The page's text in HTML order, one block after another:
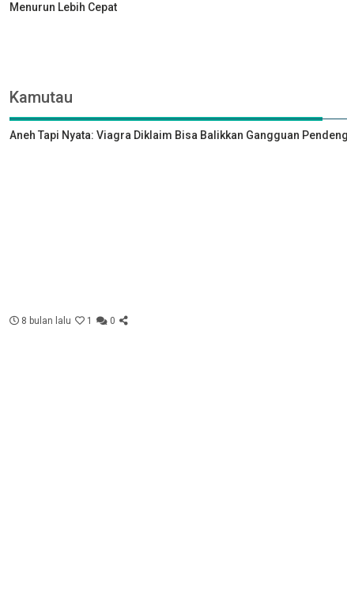
Menurun Lebih Cepat
Kamutau
Aneh Tapi Nyata: Viagra Diklaim Bisa Balikkan Gangguan
8 bulan lalu 1 0